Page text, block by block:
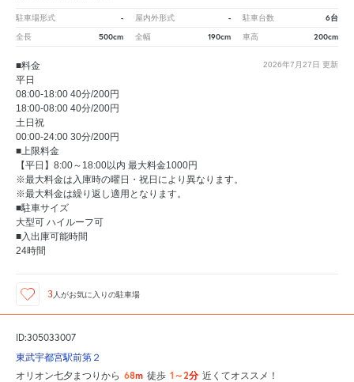
駐車場形式 - 屋内外形式 - 駐車台数 6台
全長 500cm 全幅 190cm 車高 200cm
2026年7月27日 更新
■料金
平日
08:00-18:00 40分/200円
18:00-08:00 40分/200円
土日祝
00:00-24:00 30分/200円
■上限料金
【平日】8:00～18:00以内 最大料金1000円
※最大料金は入庫時の曜日・祝日により異なります。
※最大料金は繰り返し適用となります。
■駐車サイズ
大型可 ハイルーフ可
■入出庫可能時間
24時間
3 人がお気に入りの駐車場
ID:305033007
東武宇都宮駅前第２
オリオン七夕まつりから 68m 徒歩 1～2分 近くてオススメ！